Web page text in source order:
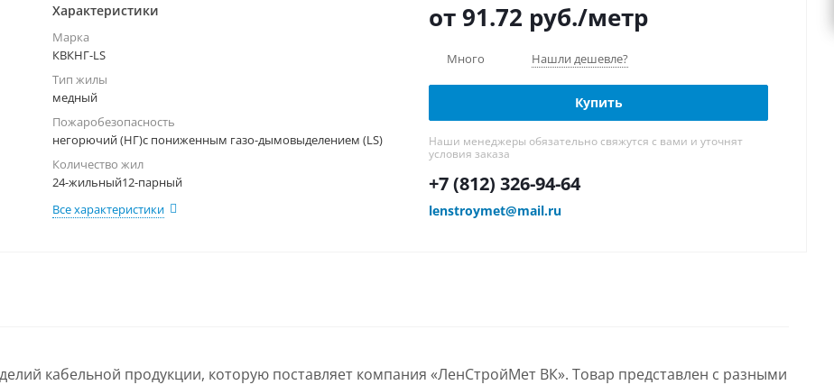
Характеристики
Марка
КВКНГ-LS
Тип жилы
медный
Пожаробезопасность
негорючий (НГ)с пониженным газо-дымовыделением (LS)
Количество жил
24-жильный12-парный
Все характеристики
от 91.72 руб./метр
Много Нашли дешевле?
Купить
Наши менеджеры обязательно свяжутся с вами и уточнят
условия заказа
+7 (812) 326-94-64
lenstroymet@mail.ru
кабельной продукции, которую поставляет компания «ЛенСтройМет ВК». Товар представлен с разными